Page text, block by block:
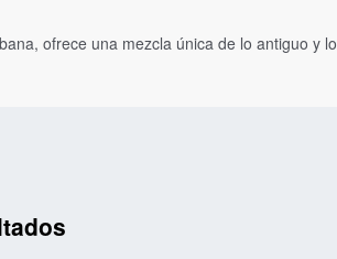
ofrece una mezcla única de lo antiguo y lo